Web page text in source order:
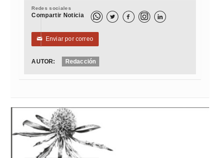
Redes sociales
Compartir Noticia   
✉ Enviar por correo
AUTOR: Redacción